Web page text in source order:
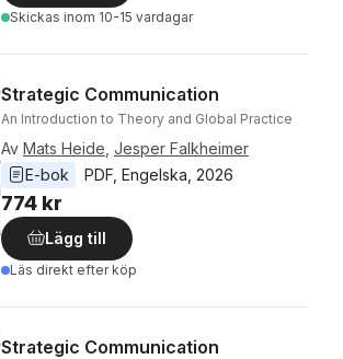
Skickas inom 10-15 vardagar
Strategic Communication
An Introduction to Theory and Global Practice
Av Mats Heide Jesper Falkheimer
E-bok
PDF Engelska 2026
774 kr
Lägg till
Läs direkt efter köp
Strategic Communication